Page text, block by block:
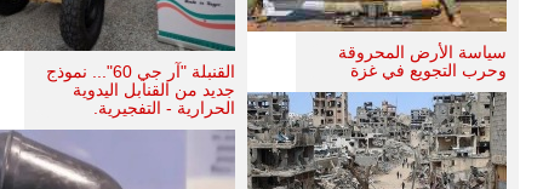
سياسة الأرض المحروقة
وحرب التجويع في غزة
القنبلة "آر جي 60"... نموذج
جديد من القنابل اليدوية
الحرارية - التفجيرية.